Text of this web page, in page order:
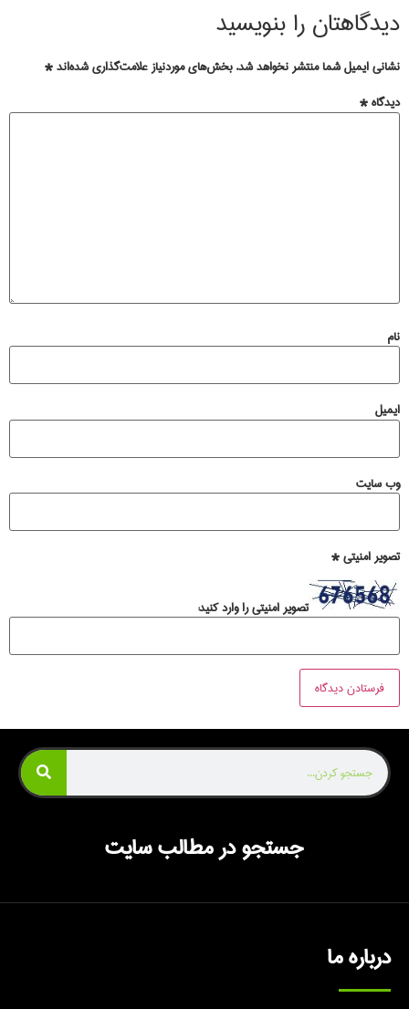
را بنویسید
ایمیل شما منتشر نخواهد شد. بخش‌های موردنیاز علامت‌گذاری شده‌اند*
*
سایت
امنیتی*
تصویر امنیتی را وارد کنید:
جستجو در مطالب سایت
درباره ما